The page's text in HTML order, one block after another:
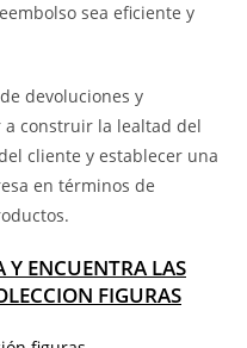
sea eficiente y
devoluciones y
construir la lealtad del
cliente y establecer una
en términos de
Y ENCUENTRA LAS
FIGURAS